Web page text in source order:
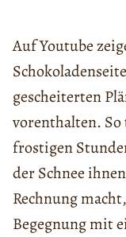
Auf Youtube
gescheiterten
vorenthalten.
frostigen
der Schnee
Rechnung
Begegnung mit